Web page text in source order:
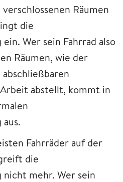
Räumen
die
Wer sein Fahrrad also
Räumen, wie der
abstellt, kommt in
Fahrräder auf der
die
nicht mehr. Wer sein